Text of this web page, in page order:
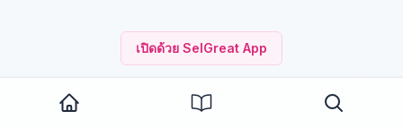
เปิดด้วย SelGreat App